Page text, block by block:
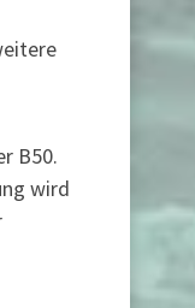
B50.
wird